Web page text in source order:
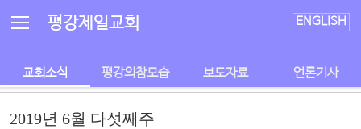
평강제일교회 ENGLISH
교회소식 평강의참모습 보도자료 언론기사
2019년 6월 다섯째주